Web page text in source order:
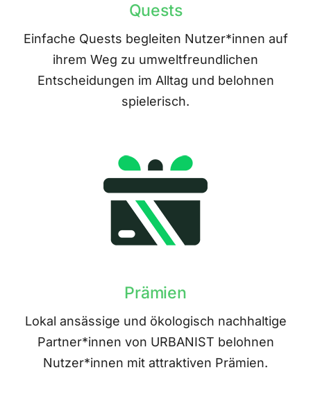
Quests
Einfache Quests begleiten Nutzer*innen auf
ihrem Weg zu umweltfreundlichen
Entscheidungen im Alltag und belohnen
spielerisch.
Prämien
Lokal ansässige und ökologisch nachhaltige
Partner*innen von URBANIST belohnen
Nutzer*innen mit attraktiven Prämien.